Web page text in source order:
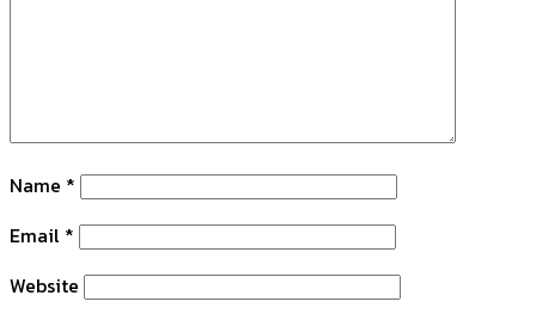
Name *
Email *
Website